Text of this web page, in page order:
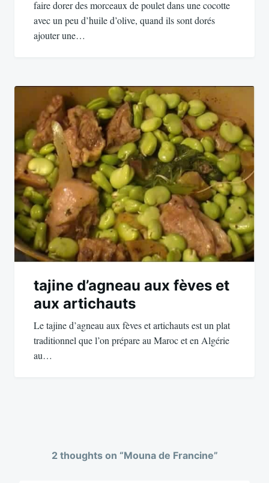
faire dorer des morceaux de poulet dans une cocotte
avec un peu d’huile d’olive, quand ils sont dorés
ajouter une…
tajine d’agneau aux fèves et
aux artichauts
Le tajine d’agneau aux fèves et artichauts est un plat
traditionnel que l’on prépare au Maroc et en Algérie
au…
2 thoughts on “Mouna de Francine”